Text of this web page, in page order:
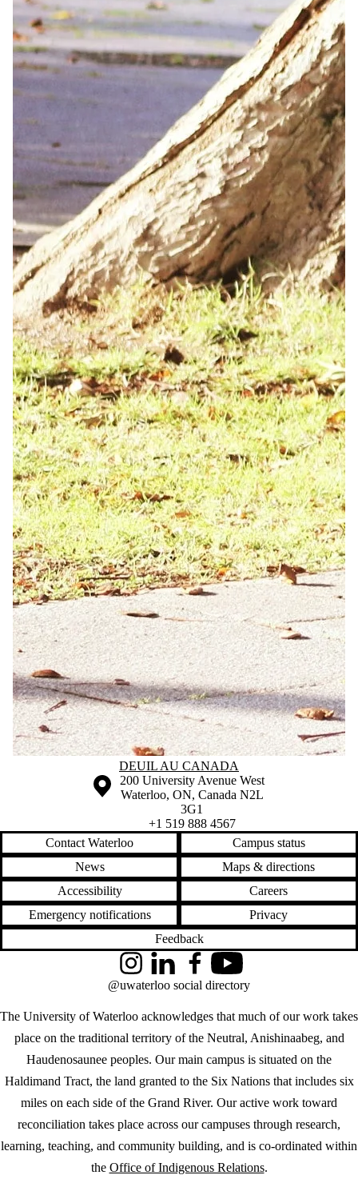
Information about Deuil au CanadaDEUIL AU CANADA
Information about the University of Waterloo
Campus map
200 University Avenue West
Waterloo, ON, Canada N2L
3G1
+1 519 888 4567
Contact Waterloo
Campus status
News
Maps & directions
Accessibility
Careers
Emergency notifications
Privacy
Feedback
The University of Waterloo acknowledges that much of our work takes
place on the traditional territory of the Neutral, Anishinaabeg, and
Haudenosaunee peoples. Our main campus is situated on the
Haldimand Tract, the land granted to the Six Nations that includes six
miles on each side of the Grand River. Our active work toward
reconciliation takes place across our campuses through research,
learning, teaching, and community building, and is co-ordinated within
the Office of Indigenous Relations.
InstagramLinkedInFacebookYouTube
@uwaterloo social directory